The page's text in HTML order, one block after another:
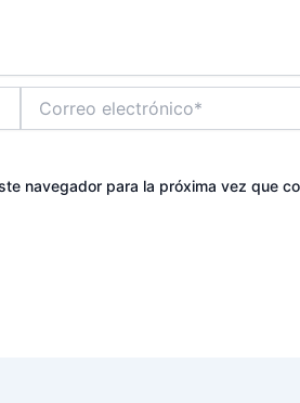
electrónico*
navegador para la próxima vez que